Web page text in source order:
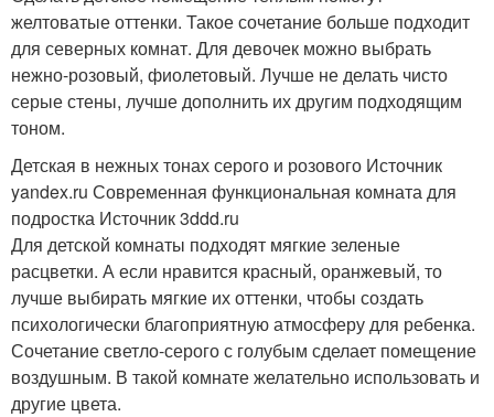
желтоватые оттенки. Такое сочетание больше подходит
для северных комнат. Для девочек можно выбрать
нежно-розовый, фиолетовый. Лучше не делать чисто
серые стены, лучше дополнить их другим подходящим
тоном.
Детская в нежных тонах серого и розового Источник
yandex.ru Современная функциональная комната для
подростка Источник 3ddd.ru
Для детской комнаты подходят мягкие зеленые
расцветки. А если нравится красный, оранжевый, то
лучше выбирать мягкие их оттенки, чтобы создать
психологически благоприятную атмосферу для ребенка.
Сочетание светло-серого с голубым сделает помещение
воздушным. В такой комнате желательно использовать и
другие цвета.